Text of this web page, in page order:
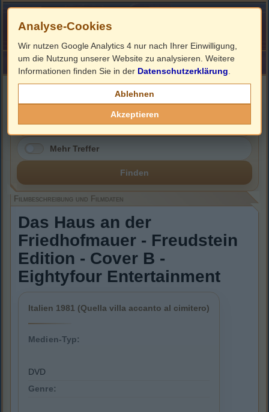
HOME ImpressumLinks
Filmbeschreibung, Cover & DVD Infos
Mehr Treffer
Finden
Filmbeschreibung und Filmdaten
Das Haus an der
Friedhofmauer - Freudstein
Edition - Cover B -
Eightyfour Entertainment
Italien 1981 (Quella villa accanto al cimitero)
Medien-Typ:
DVD
Genre:
Analyse-Cookies
Wir nutzen Google Analytics 4 nur nach Ihrer Einwilligung,
um die Nutzung unserer Website zu analysieren. Weitere
Informationen finden Sie in der Datenschutzerklärung
Ablehnen
Akzeptieren